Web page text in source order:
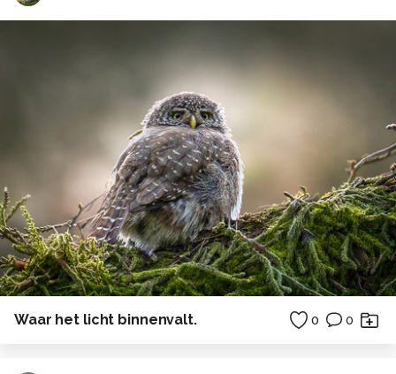
Waar het licht binnenvalt. 0 0